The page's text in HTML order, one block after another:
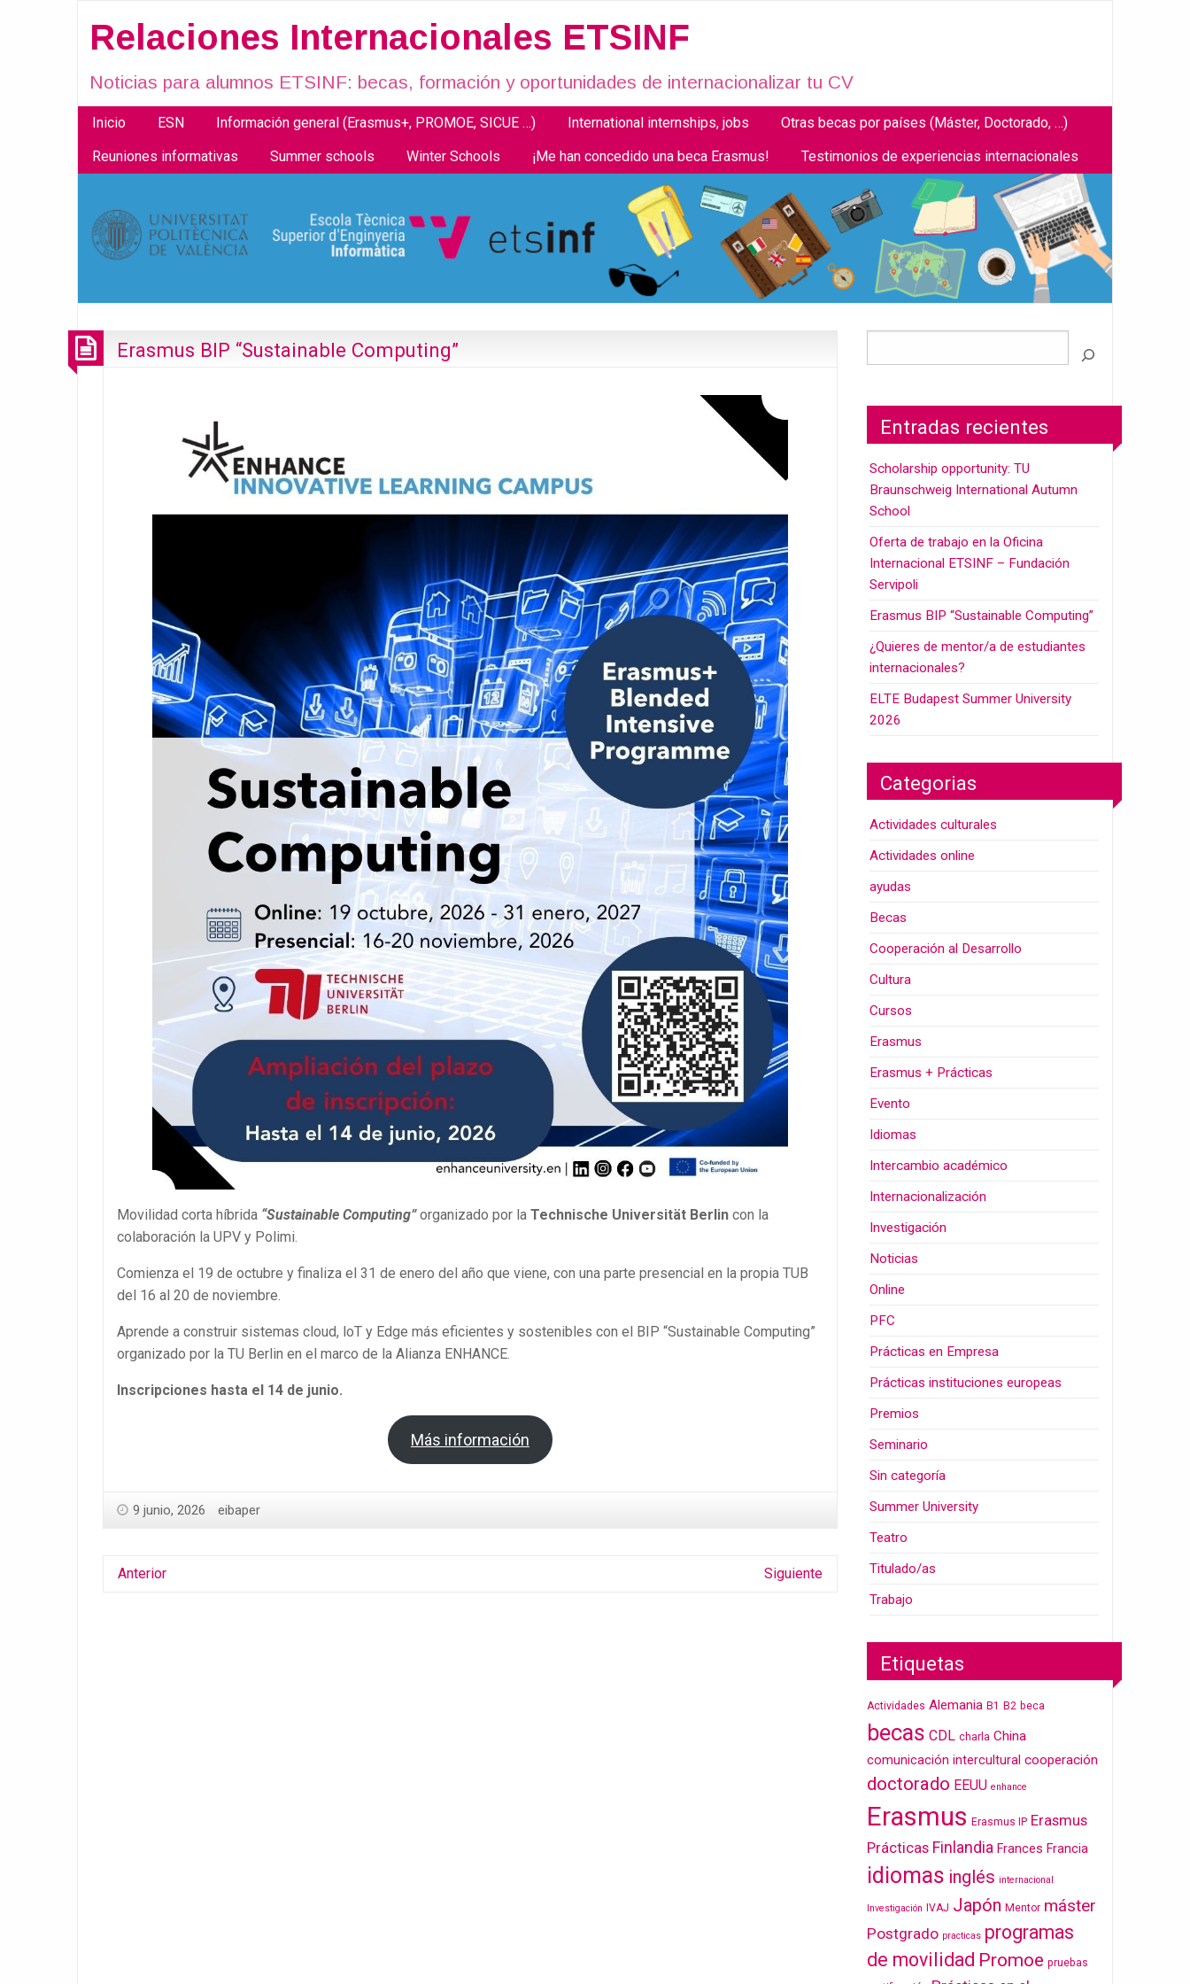
Relaciones Internacionales ETSINF
Noticias para alumnos ETSINF: becas, formación y oportunidades de internacionalizar tu CV
Inicio ESN Información general (Erasmus+, PROMOE, SICUE …) International internships, jobs Otras becas por países (Máster, Doctorado, …)
Reuniones informativas Summer schools Winter Schools ¡Me han concedido una beca Erasmus! Testimonios de experiencias internacionales
Erasmus BIP “Sustainable Computing”
Movilidad corta híbrida “Sustainable Computing”organizado por la Technische Universität Berlin con la
colaboración la UPV y Polimi.
Comienza el 19 de octubre y finaliza el 31 de enero del año que viene, con una parte presencial en la propia TUB
del 16 al 20 de noviembre.
Aprende a construir sistemas cloud, loT y Edge más eficientes y sostenibles con el BIP “Sustainable Computing”
organizado por la TU Berlin en el marco de la Alianza ENHANCE.
Inscripciones hasta el 14 de junio.
Más información
9 junio, 2026 eibaper
Anterior Siguiente
Entradas recientes
Scholarship opportunity: TU
Braunschweig International Autumn
School
Oferta de trabajo en la Oficina
Internacional ETSINF – Fundación
Servipoli
Erasmus BIP “Sustainable Computing”
¿Quieres de mentor/a de estudiantes
internacionales?
ELTE Budapest Summer University
2026
Categorias
Actividades culturales
Actividades online
ayudas
Becas
Cooperación al Desarrollo
Cultura
Cursos
Erasmus
Erasmus + Prácticas
Evento
Idiomas
Intercambio académico
Internacionalización
Investigación
Noticias
Online
PFC
Prácticas en Empresa
Prácticas instituciones europeas
Premios
Seminario
Sin categoría
Summer University
Teatro
Titulado/as
Trabajo
Etiquetas
Actividades Alemania B1 B2 beca
becas CDL charla China
comunicación intercultural cooperación
doctorado EEUU enhance
Erasmus Erasmus IP Erasmus
Prácticas Finlandia Frances Francia
idiomas inglés internacional
Investigación IVAJ Japón Mentor máster
Postgrado practicas programas
de movilidad Promoe pruebas